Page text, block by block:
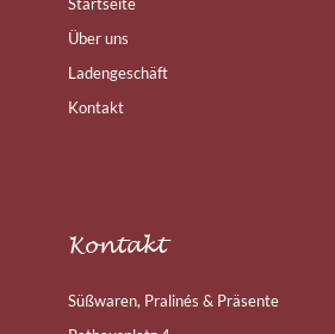
Über uns
Ladengeschäft
Kontakt
Kontakt
Süßwaren, Pralinés & Präsente